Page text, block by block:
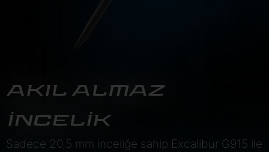
AKIL ALMAZ
İNCELİK
Sadece 20,5 mm inceliğe sahip Excalibur G915 ile